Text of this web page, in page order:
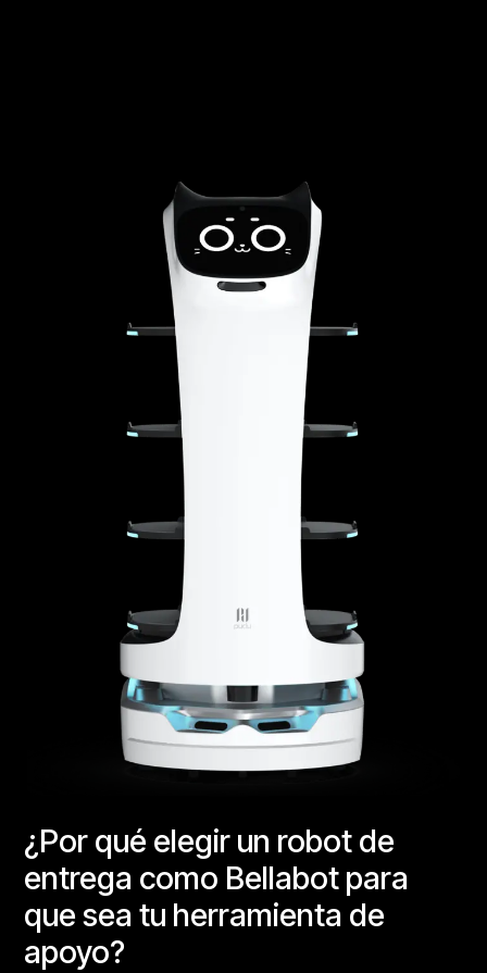
¿Por qué elegir un robot de
entrega como Bellabot para
que sea tu herramienta de
apoyo?